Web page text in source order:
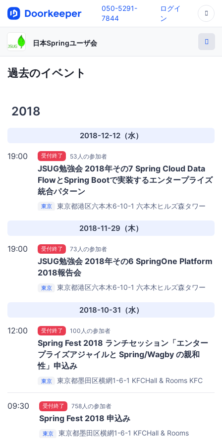
050-5291-
7844
ログイ
ン
日本Springユーザ会
過去のイベント
2018
2018-12-12（水）
19:00 受付終了 53人の参加者
JSUG勉強会 2018年その7 Spring Cloud Data
FlowとSpring Bootで実装するエンタープライズ
統合パターン
東京
東京都港区六本木6-10-1 六本木ヒルズ森タワー
2018-11-29（木）
19:00 受付終了 73人の参加者
JSUG勉強会 2018年その6 SpringOne Platform
2018報告会
東京
東京都港区六本木6-10-1 六本木ヒルズ森タワー
2018-10-31（水）
12:00 受付終了 100人の参加者
Spring Fest 2018 ランチセッション「エンター
プライズアジャイルと Spring/Wagby の親和
性」申込み
東京 東京都墨田区横網1-6-1 KFCHall & Rooms KFC
09:30 受付終了 758人の参加者
Spring Fest 2018 申込み
東京
東京都墨田区横網1-6-1 KFCHall & Rooms